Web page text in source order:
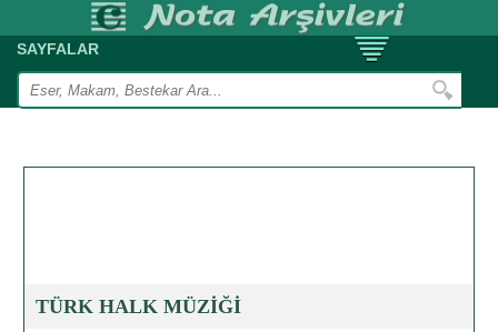
SAYFALAR
TÜRK HALK MÜZİĞİ